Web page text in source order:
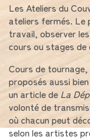
Les Ateliers du
ateliers fermés. Le
travail, observer
cours ou stages de
Cours de
proposés aussi
un article de La
volonté de
où chacun peut
selon les artistes